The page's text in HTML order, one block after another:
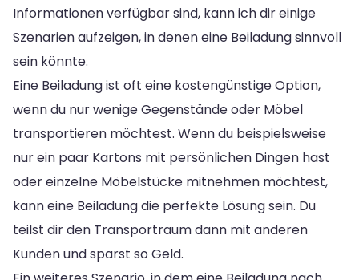
Informationen verfügbar sind, kann ich dir einige
Szenarien aufzeigen, in denen eine Beiladung sinnvoll
sein könnte.
Eine Beiladung ist oft eine kostengünstige Option,
wenn du nur wenige Gegenstände oder Möbel
transportieren möchtest. Wenn du beispielsweise
nur ein paar Kartons mit persönlichen Dingen hast
oder einzelne Möbelstücke mitnehmen möchtest,
kann eine Beiladung die perfekte Lösung sein. Du
teilst dir den Transportraum dann mit anderen
Kunden und sparst so Geld.